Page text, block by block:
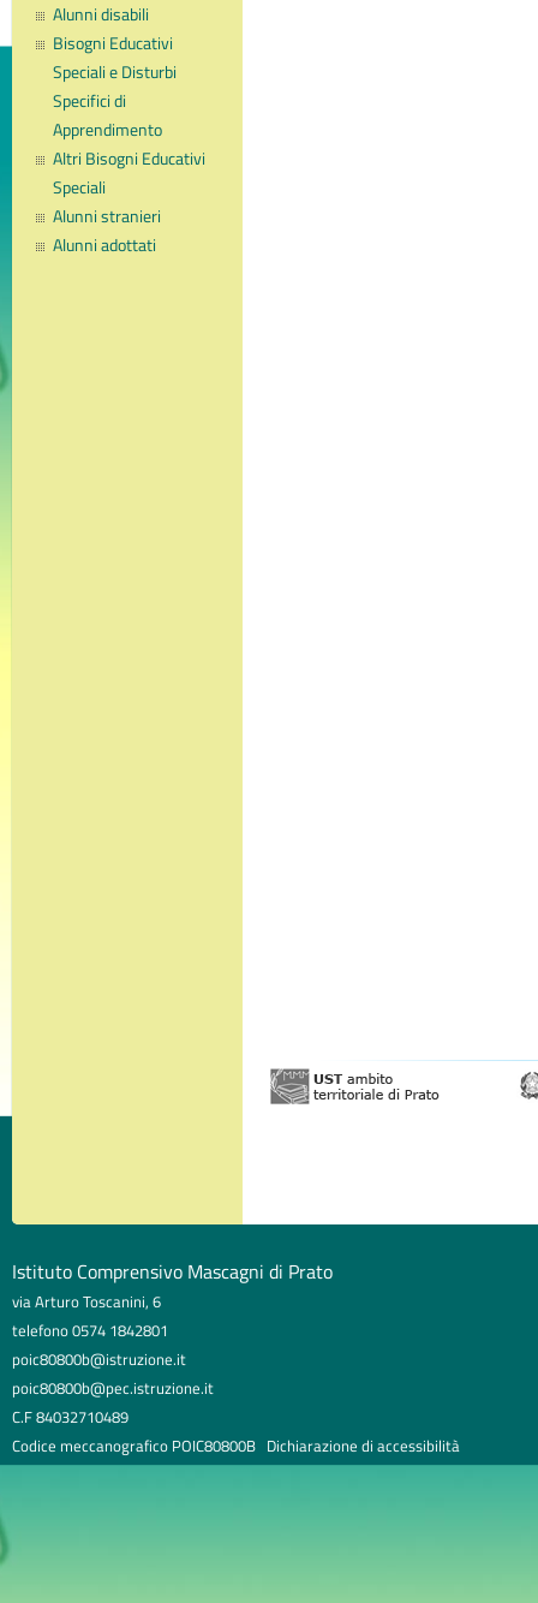
Alunni disabili
Bisogni Educativi
Speciali e Disturbi
Specifici di
Apprendimento
Altri Bisogni Educativi
Speciali
Alunni stranieri
Alunni adottati
Istituto Comprensivo Mascagni di Prato
via Arturo Toscanini, 6
telefono 0574 1842801
poic80800b@istruzione.it
poic80800b@pec.istruzione.it
C.F 84032710489
Codice meccanografico POIC80800B Dichiarazione di accessibilità